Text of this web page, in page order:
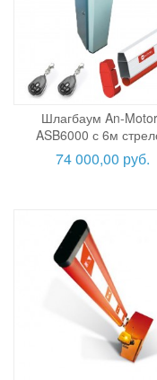
Шлагбаум An-
ASB6000 с 6м
74 000,00 руб.